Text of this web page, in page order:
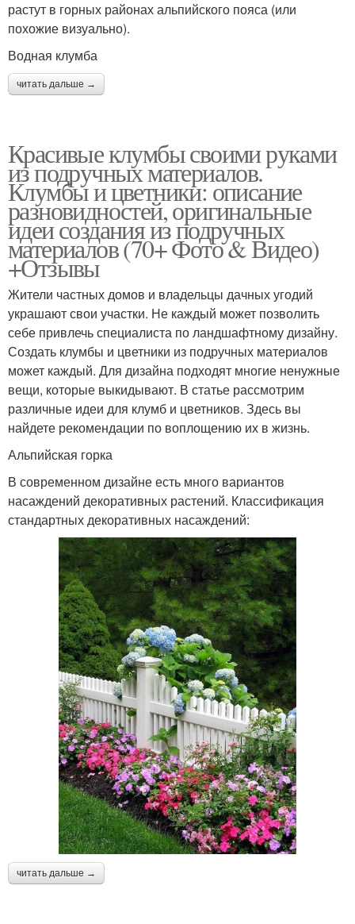
растут в горных районах альпийского пояса (или
похожие визуально).
Водная клумба
читать дальше →
Красивые клумбы своими руками
из подручных материалов.
Клумбы и цветники: описание
разновидностей, оригинальные
идеи создания из подручных
материалов (70+ Фото & Видео)
+Отзывы
Жители частных домов и владельцы дачных угодий
украшают свои участки. Не каждый может позволить
себе привлечь специалиста по ландшафтному дизайну.
Создать клумбы и цветники из подручных материалов
может каждый. Для дизайна подходят многие ненужные
вещи, которые выкидывают. В статье рассмотрим
различные идеи для клумб и цветников. Здесь вы
найдете рекомендации по воплощению их в жизнь.
Альпийская горка
В современном дизайне есть много вариантов
насаждений декоративных растений. Классификация
стандартных декоративных насаждений:
читать дальше →